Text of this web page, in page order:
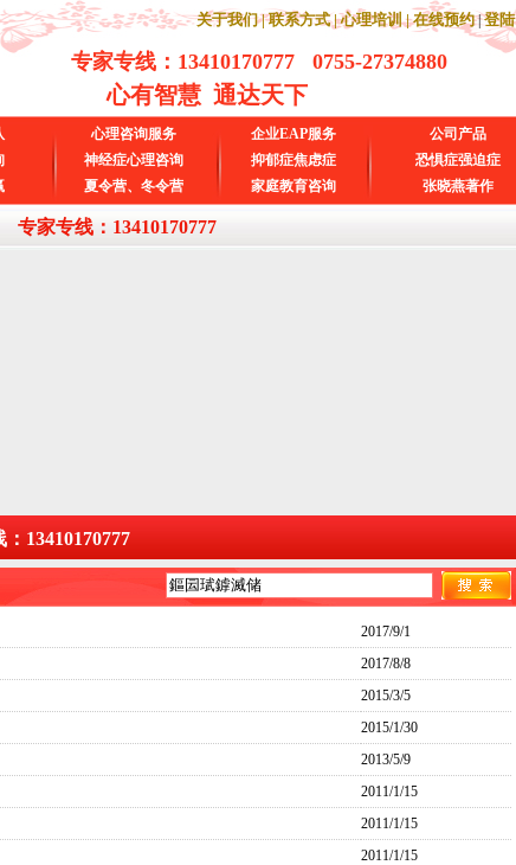
关于我们 | 联系方式 | 心理培训 | 在线预约|登陆
专家专线： 13410170777 0755-27374880
心有智慧 通达天下
心理咨询服务 企业EAP服务
公司产品
神经症心理咨询 抑郁症焦虑症
恐惧症强迫症
夏令营、冬令营 家庭教育咨询 张晓燕著作
家专线：13410170777
13410170777
2017/9/1
2017/8/8
2015/3/5
2015/1/30
2013/5/9
2011/1/15
2011/1/15
2011/1/15